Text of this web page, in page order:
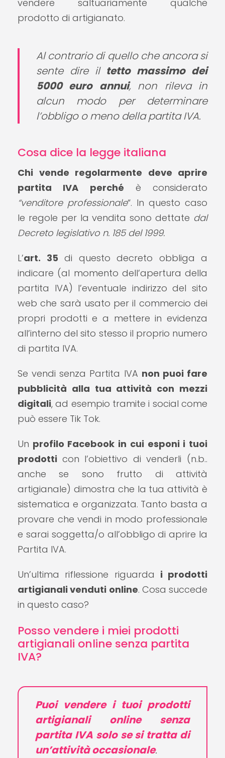
vendere saltuariamente qualche
prodotto di artigianato.
Al contrario di quello che ancora si
sente dire il tetto massimo dei
5000 euro annui, non rileva in
alcun modo per determinare
l’obbligo o meno della partita IVA.
Cosa dice la legge italiana
Chi vende regolarmente deve aprire
partita IVA perché è considerato
“venditore professionale“. In questo caso
le regole per la vendita sono dettate dal
Decreto legislativo n. 185 del 1999.
L’art. 35 di questo decreto obbliga a
indicare (al momento dell’apertura della
partita IVA) l’eventuale indirizzo del sito
web che sarà usato per il commercio dei
propri prodotti e a mettere in evidenza
all’interno del sito stesso il proprio numero
di partita IVA.
Se vendi senza Partita IVA non puoi fare
pubblicità alla tua attività con mezzi
digitali, ad esempio tramite i social come
può essere Tik Tok.
Un profilo Facebook in cui esponi i tuoi
prodotti con l’obiettivo di venderli (n.b..
anche se sono frutto di attività
artigianale) dimostra che la tua attività è
sistematica e organizzata. Tanto basta a
provare che vendi in modo professionale
e sarai soggetta/o all’obbligo di aprire la
Partita IVA.
Un’ultima riflessione riguarda i prodotti
artigianali venduti online. Cosa succede
in questo caso?
Posso vendere i miei prodotti
artigianali online senza partita
IVA?
Puoi vendere i tuoi prodotti
artigianali online senza
partita IVA solo se si tratta di
un’attività occasionale.